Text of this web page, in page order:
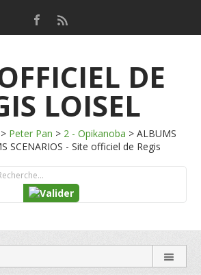
DE
LOISEL
> Peter Pan > 2 - Opikanoba > ALBUMS
SCENARIOS - Site officiel de Regis